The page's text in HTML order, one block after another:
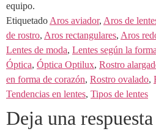
equipo.
Etiquetado Aros aviador, Aros de
de rostro, Aros rectangulares, Aros
Lentes de moda, Lentes según la
Óptica, Óptica Optilux, Rostro
en forma de corazón, Rostro ovalado,
Tendencias en lentes, Tipos de lentes
Deja una respuesta